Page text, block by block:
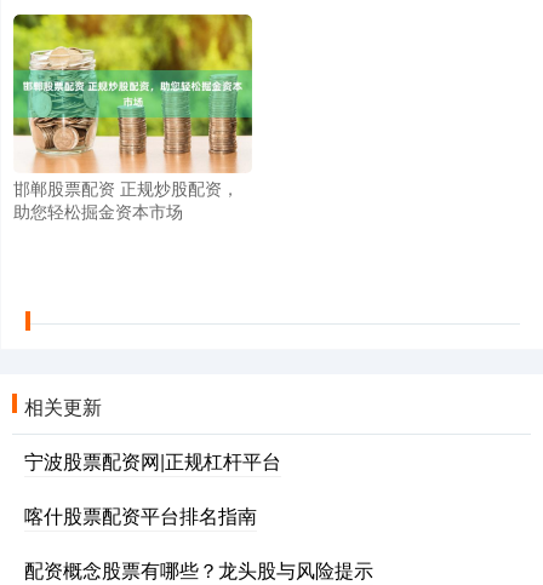
邯郸股票配资 正规炒股配资，
助您轻松掘金资本市场
相关更新
宁波股票配资网|正规杠杆平台
喀什股票配资平台排名指南
配资概念股票有哪些？龙头股与风险提示